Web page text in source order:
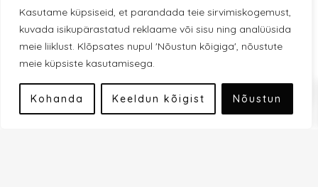
Kasutame küpsiseid, et parandada teie sirvimiskogemust,
kuvada isikupärastatud reklaame või sisu ning analüüsida
meie liiklust. Klõpsates nupul 'Nõustun kõigiga', nõustute
meie küpsiste kasutamisega.
Kohanda Keeldun kõigist Nõustun
Privaatsuspoliitika
Müügitingimused
Kauba kohaletoimetamine
Modena makseviisid
© 2026 All rights
Reserved
F
a
c
b
o
o
I
n
s
a
g
r